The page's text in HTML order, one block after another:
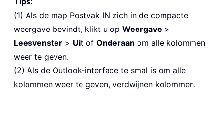
(1) Als de map Postvak IN zich in de compacte
weergave bevindt, klikt u op Weergave >
Leesvenster > Uit of Onderaan om alle kolommen
weer te geven.
(2) Als de Outlook-interface te smal is om alle
kolommen weer te geven, verdwijnen kolommen.